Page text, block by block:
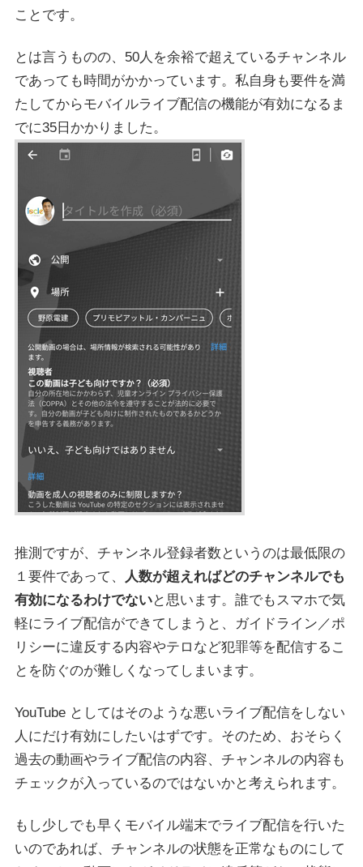
ことです。
とは言うものの、50人を余裕で超えているチャンネル
であっても時間がかかっています。私自身も要件を満
たしてからモバイルライブ配信の機能が有効になるま
でに35日かかりました。
推測ですが、チャンネル登録者数というのは最低限の
１要件であって、
人数が超えればどのチャンネルでも
有効になるわけでないと思います。誰でもスマホで気
軽にライブ配信ができてしまうと、ガイドライン／ポ
リシーに違反する内容やテロなど犯罪等を配信するこ
とを防ぐのが難しくなってしまいます。
YouTube としてはそのような悪いライブ配信をしない
人にだけ有効にしたいはずです。そのため、おそらく
過去の動画やライブ配信の内容、チャンネルの内容も
チェックが入っているのではないかと考えられます。
もし少しでも早くモバイル端末でライブ配信を行いた
いのであれば、チャンネルの状態を正常なものにして